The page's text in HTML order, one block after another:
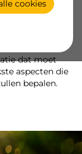
cookies
begrepen
economie,
pijlers waarop
vaste
dat moet
aspecten die
bepalen.